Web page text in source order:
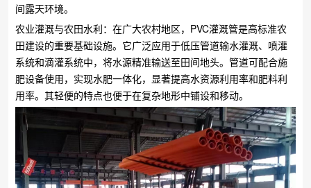
间露天环境。
农业灌溉与农田水利：在广大农村地区，PVC灌溉管是高标准农
田建设的重要基础设施。它广泛应用于低压管道输水灌溉、喷灌
系统和滴灌系统中，将水源精准输送至田间地头。管道可配合施
肥设备使用，实现水肥一体化，显著提高水资源利用率和肥料利
用率。其轻便的特点也便于在复杂地形中铺设和移动。